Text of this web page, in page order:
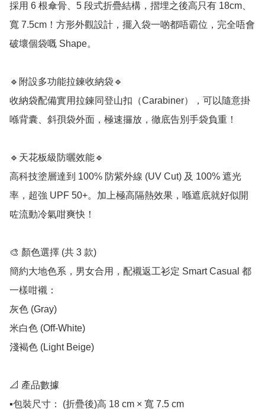
採用 6 根傘骨、5 段式折疊結構，摺埋之後高只有 18cm、
寬 7.5cm！方形外觀設計，擺入袋一啲都唔霸位，完全唔會
破壞個袋嘅 Shape。
🔹附設多功能拉鍊收納袋🔹
收納袋配備實用拉鍊同登山扣（Carabiner），可以隨意掛
喺背囊、斜孭袋外面，極速攞放，徹底告別手袋負重！
🔹天花板級防曬效能🔹
高科技塗層達到 100% 防紫外線 (UV Cut) 及 100% 遮光
率，超強 UPF 50+。加上極高隔熱效果，喺遮底就好似開
咗流動冷氣咁爽快！
🎨 顏色選擇 (共 3 款)
簡約大地色系，男女合用，配襯返工衫定 Smart Casual 都
一樣咁襯：
灰色 (Gray)
米白色 (Off-White)
淺褐色 (Light Beige)
📐 產品數據
▪️包裝尺寸： (折疊後)高 18 cm × 寬 7.5 cm